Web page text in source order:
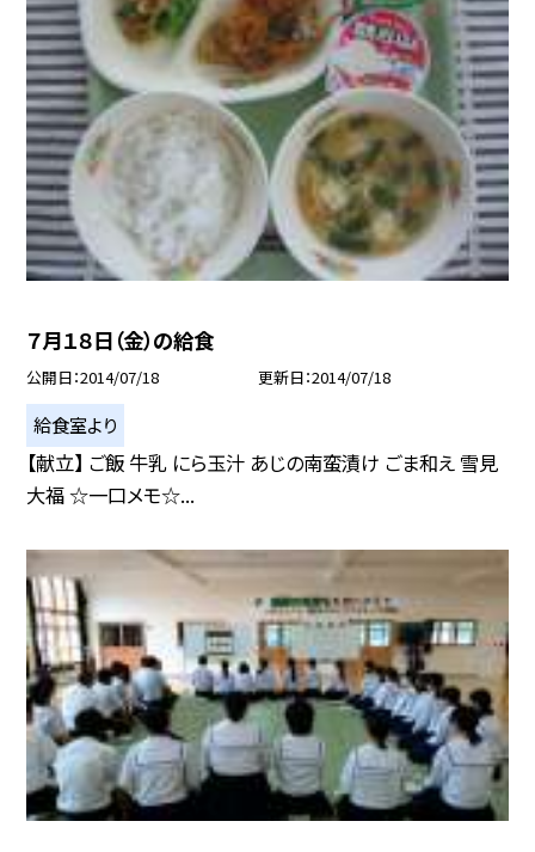
７月１８日（金）の給食
公開日 2014/07/18 更新日 2014/07/18
給食室より
【献立】 ご飯 牛乳 にら玉汁 あじの南蛮漬け ごま和え 雪見
大福 ☆一口メモ☆...